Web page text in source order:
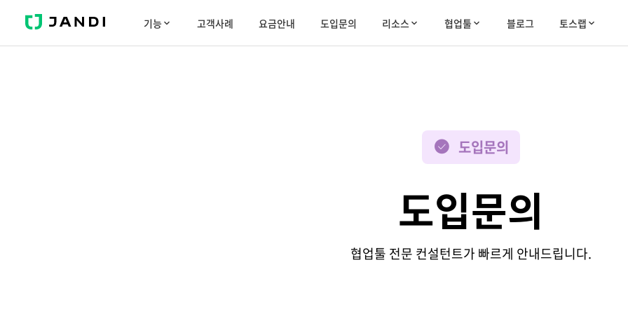
J
N
기능 고객사례 요금안내 도입문의 리소스 협업툴 블로그 토스랩
도입문의
도입문의
협업툴 전문 컨설턴트가 빠르게 안내드립니다.